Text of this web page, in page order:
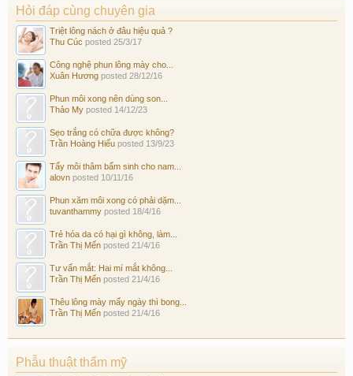
Hỏi đáp cùng chuyên gia
Triệt lông nách ở đâu hiệu quả ?
Thu Cúc posted 25/3/17
Công nghệ phun lông mày cho...
Xuân Hương posted 28/12/16
Phun môi xong nên dùng son...
Thảo My posted 14/12/23
Sẹo trắng có chữa được không?
Trần Hoàng Hiếu posted 13/9/23
Tẩy môi thâm bẩm sinh cho nam...
alovn posted 10/11/16
Phun xăm môi xong có phải dặm...
tuvanthammy posted 18/4/16
Trẻ hóa da có hại gì không, làm...
Trần Thị Mến posted 21/4/16
Tư vấn mắt: Hai mí mắt không...
Trần Thị Mến posted 21/4/16
Thêu lông mày mấy ngày thì bong...
Trần Thị Mến posted 21/4/16
Phẫu thuật thẩm mỹ